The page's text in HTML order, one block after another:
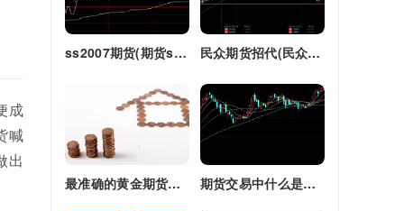
成
喊
出
ss2007期货(期货ss2018) 民众期货招代(民众期货怎么了)
最准确的黄金期货交易师(最准确的黄金期货交易师是谁) 期货交易中什么是复合头寸(期货交易中什么是复合头寸交易)